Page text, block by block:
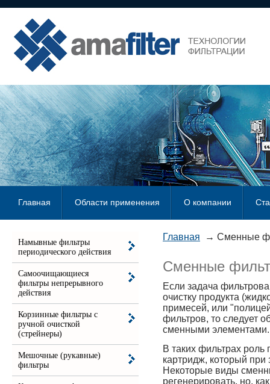
Главная Области применения О компании
Главная Сменные
Сменные
Если задача
очистку продукта
примесей, или
фильтров, то следует
сменными элементами.
В таких фильтрах
картридж, который при
Некоторые виды
регенерировать, но,
Намывные фильтры
периодического действия
Самоочищающиеся
фильтры непрерывного
действия
Корзинные фильтры с
ручной очисткой
(стрейнеры)
Мешочные (рукавные)
фильтры